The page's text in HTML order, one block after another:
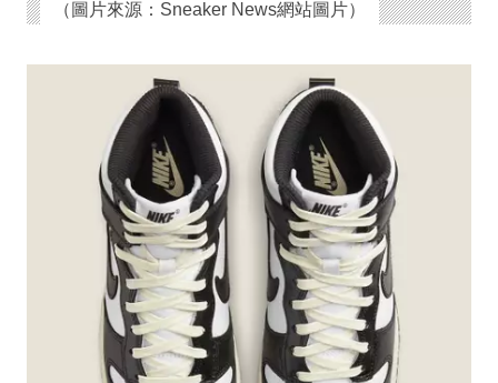
（圖片來源：Sneaker News網站圖片）